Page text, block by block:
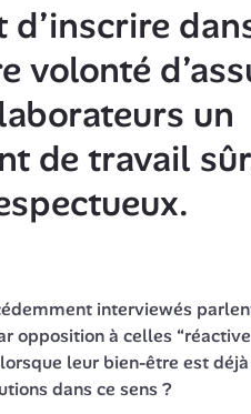
d’inscrire
volonté
un
de travail
interviewés
opposition à celles
leur bien-être est
dans ce sens ?